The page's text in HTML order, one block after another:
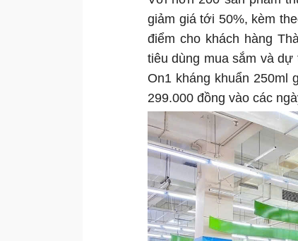
giảm giá tới 50%, kèm
điểm cho khách hàng
tiêu dùng mua sắm và
On1 kháng khuẩn 250ml
299.000 đồng vào các